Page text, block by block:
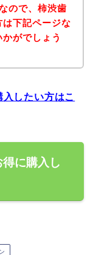
ので、柿渋歯
下記ページな
がでしょう
したい方はこ
に購入し